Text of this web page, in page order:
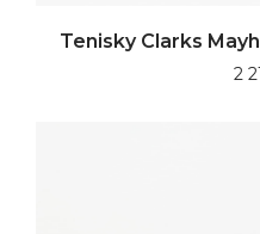
Tenisky Clarks
2